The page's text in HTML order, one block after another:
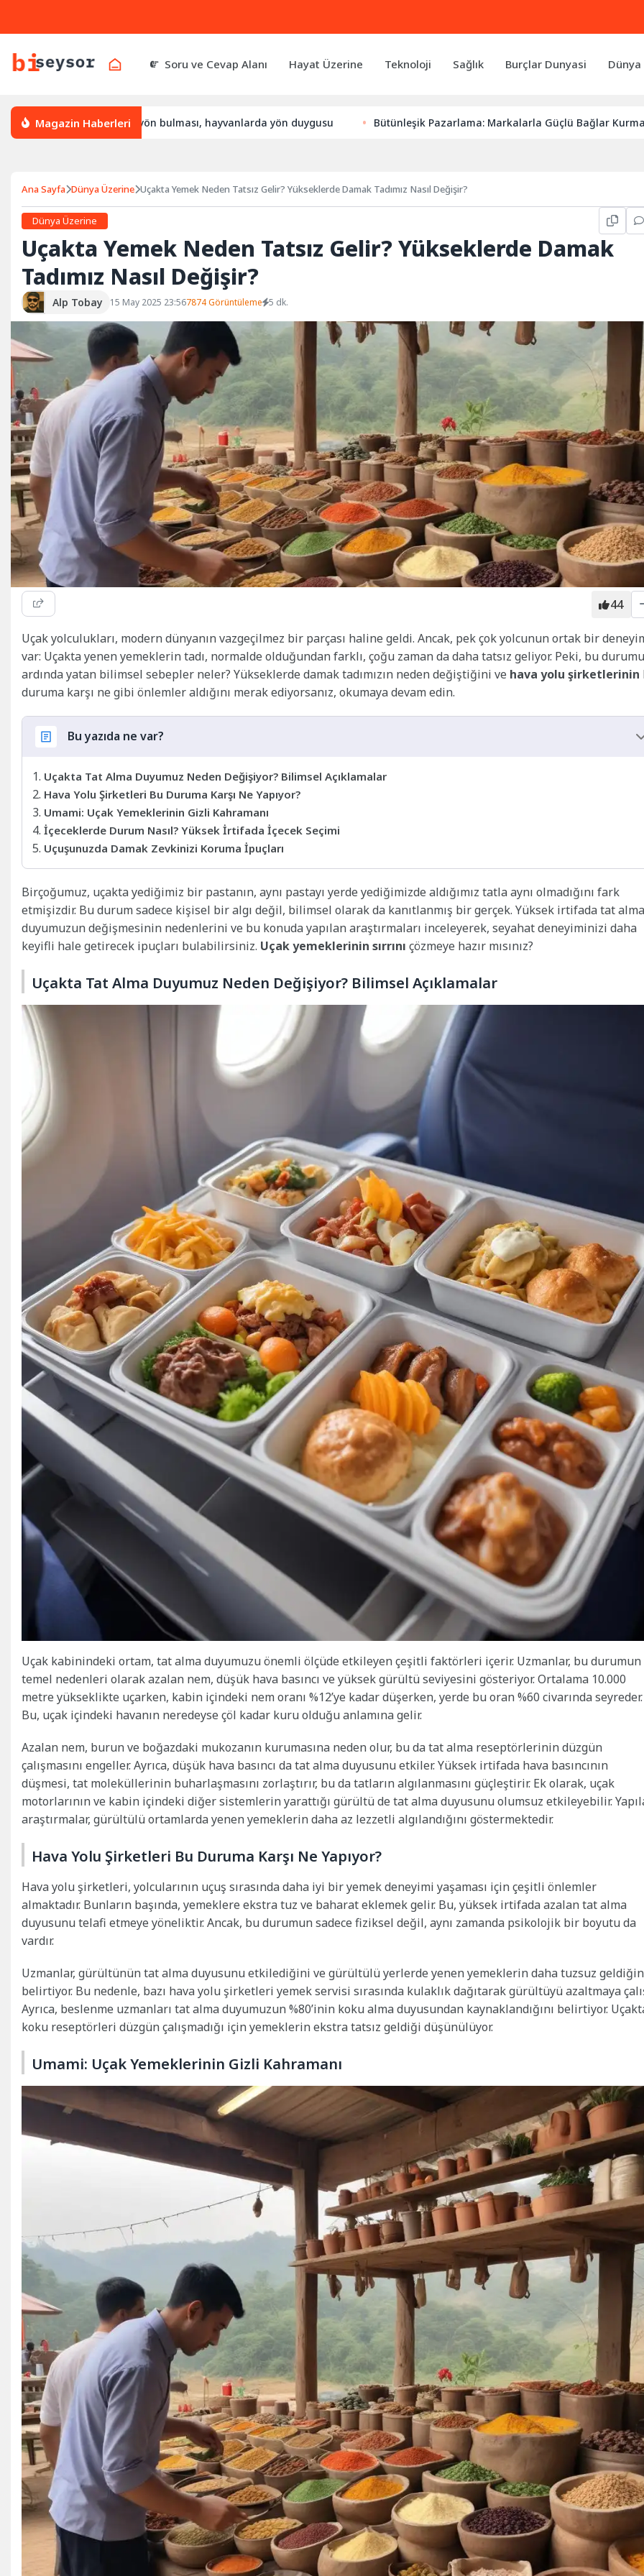
Soru ve Cevap Alanı Hayat Üzerine Teknoloji Sağlık Burçlar Dunyasi
Magazin Haberleri
bulur, leylek yön bulması, hayvanlarda yön duygusu Bütünleşik Pazarlama: Markalarla Güçlü Bağlar Kurmanın Anahtarı
Ana Sayfa Dünya Üzerine Uçakta Yemek Neden Tatsız Gelir? Yükseklerde Damak Tadımız Nasıl Değişir?
Dünya Üzerine
Uçakta Yemek Neden Tatsız Gelir? Yükseklerde Damak
Tadımız Nasıl Değişir?
Alp Tobay 15 May 2025 23:567874 Görüntüleme 5 dk.
44
Uçak yolculukları, modern dünyanın vazgeçilmez bir parçası haline geldi. Ancak, pek çok yolcunun ortak bir
var: Uçakta yenen yemeklerin tadı, normalde olduğundan farklı, çoğu zaman da daha tatsız geliyor. Peki, bu
ardında yatan bilimsel sebepler neler? Yükseklerde damak tadımızın neden değiştiğini ve hava yolu şirketlerinin
duruma karşı ne gibi önlemler aldığını merak ediyorsanız, okumaya devam edin.
Bu yazıda ne var?
Uçakta Tat Alma Duyumuz Neden Değişiyor? Bilimsel Açıklamalar
Hava Yolu Şirketleri Bu Duruma Karşı Ne Yapıyor?
Umami: Uçak Yemeklerinin Gizli Kahramanı
İçeceklerde Durum Nasıl? Yüksek İrtifada İçecek Seçimi
Uçuşunuzda Damak Zevkinizi Koruma İpuçları
Birçoğumuz, uçakta yediğimiz bir pastanın, aynı pastayı yerde yediğimizde aldığımız tatla aynı olmadığını fark
etmişizdir. Bu durum sadece kişisel bir algı değil, bilimsel olarak da kanıtlanmış bir gerçek. Yüksek irtifada tat alma
duyumuzun değişmesinin nedenlerini ve bu konuda yapılan araştırmaları inceleyerek, seyahat deneyiminizi daha
keyifli hale getirecek ipuçları bulabilirsiniz. Uçak yemeklerinin sırrını çözmeye hazır mısınız?
Uçakta Tat Alma Duyumuz Neden Değişiyor? Bilimsel Açıklamalar
Uçak kabinindeki ortam, tat alma duyumuzu önemli ölçüde etkileyen çeşitli faktörleri içerir. Uzmanlar, bu durumun
temel nedenleri olarak azalan nem, düşük hava basıncı ve yüksek gürültü seviyesini gösteriyor. Ortalama 10.000
metre yükseklikte uçarken, kabin içindeki nem oranı %12’ye kadar düşerken, yerde bu oran %60 civarında seyreder.
Bu, uçak içindeki havanın neredeyse çöl kadar kuru olduğu anlamına gelir.
Azalan nem, burun ve boğazdaki mukozanın kurumasına neden olur, bu da tat alma reseptörlerinin düzgün
çalışmasını engeller. Ayrıca, düşük hava basıncı da tat alma duyusunu etkiler. Yüksek irtifada hava basıncının
düşmesi, tat moleküllerinin buharlaşmasını zorlaştırır, bu da tatların algılanmasını güçleştirir. Ek olarak, uçak
motorlarının ve kabin içindeki diğer sistemlerin yarattığı gürültü de tat alma duyusunu olumsuz etkileyebilir.
araştırmalar, gürültülü ortamlarda yenen yemeklerin daha az lezzetli algılandığını göstermektedir.
Hava Yolu Şirketleri Bu Duruma Karşı Ne Yapıyor?
Hava yolu şirketleri, yolcularının uçuş sırasında daha iyi bir yemek deneyimi yaşaması için çeşitli önlemler
almaktadır. Bunların başında, yemeklere ekstra tuz ve baharat eklemek gelir. Bu, yüksek irtifada azalan tat alma
duyusunu telafi etmeye yöneliktir. Ancak, bu durumun sadece fiziksel değil, aynı zamanda psikolojik bir boyutu da
vardır.
Uzmanlar, gürültünün tat alma duyusunu etkilediğini ve gürültülü yerlerde yenen yemeklerin daha tuzsuz
belirtiyor. Bu nedenle, bazı hava yolu şirketleri yemek servisi sırasında kulaklık dağıtarak gürültüyü azaltmaya
Ayrıca, beslenme uzmanları tat alma duyumuzun %80’inin koku alma duyusundan kaynaklandığını belirtiyor.
koku reseptörleri düzgün çalışmadığı için yemeklerin ekstra tatsız geldiği düşünülüyor.
Umami: Uçak Yemeklerinin Gizli Kahramanı